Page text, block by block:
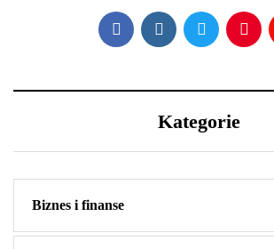
Kategorie
Biznes i finanse